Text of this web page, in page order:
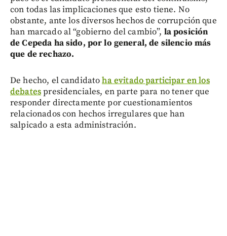
con todas las implicaciones que esto tiene. No
obstante, ante los diversos hechos de corrupción que
han marcado al “gobierno del cambio”, la posición
de Cepeda ha sido, por lo general, de silencio más
que de rechazo.
De hecho, el candidatoha evitado participar en los
debatespresidenciales, en parte para no tener que
responder directamente por cuestionamientos
relacionados con hechos irregulares que han
salpicado a esta administración.